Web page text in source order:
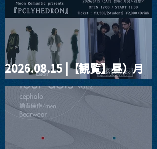
2026.08.15 |【観覧】昼）月
見ルpre.『POLYHEDRON』